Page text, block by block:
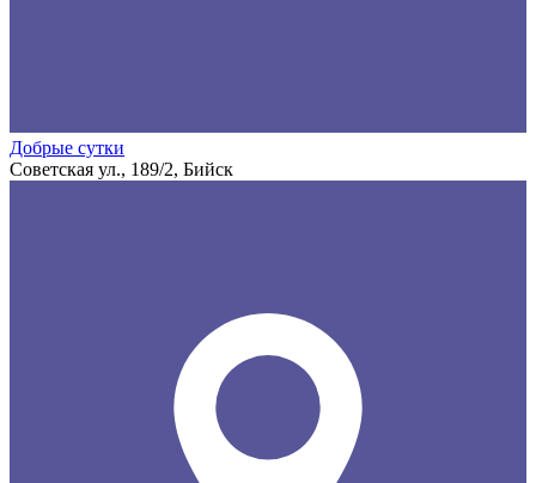
Добрые сутки
Советская ул., 189/2, Бийск